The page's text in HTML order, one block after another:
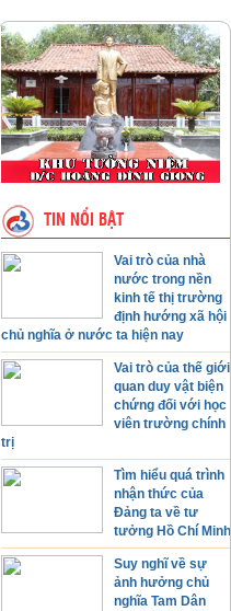
TIN NỔI BẬT
Vai trò của nhà
nước trong nền
kinh tế thị trường
định hướng xã hội
chủ nghĩa ở nước ta hiện nay
Vai trò của thế giới
quan duy vật biện
chứng đối với học
viên trường chính
trị
Tìm hiểu quá trình
nhận thức của
Đảng ta về tư
tưởng Hồ Chí Minh
Suy nghĩ về sự
ảnh hưởng chủ
nghĩa Tam Dân